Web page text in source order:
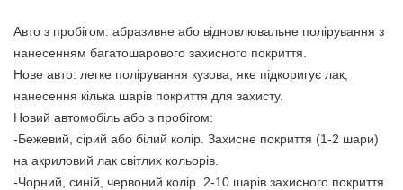
Авто з пробігом: абразивне або відновлювальне полірування з
нанесенням багатошарового захисного покриття.
Нове авто: легке полірування кузова, яке підкоригує лак,
нанесення кілька шарів покриття для захисту.
Новий автомобіль або з пробігом:
-Бежевий, сірий або білий колір. Захисне покриття (1-2 шари)
на акриловий лак світлих кольорів.
-Чорний, синій, червоний колір. 2-10 шарів захисного покриття